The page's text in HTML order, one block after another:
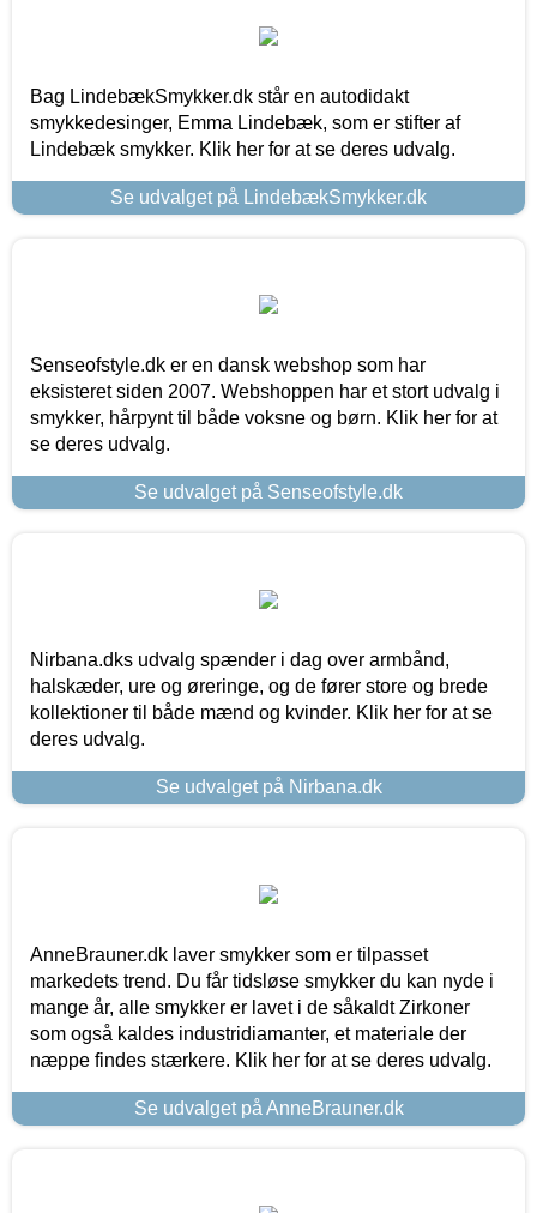
Bag LindebækSmykker.dk står en autodidakt
smykkedesinger, Emma Lindebæk, som er stifter af
Lindebæk smykker. Klik her for at se deres udvalg.
Se udvalget på LindebækSmykker.dk
Senseofstyle.dk er en dansk webshop som har
eksisteret siden 2007. Webshoppen har et stort udvalg i
smykker, hårpynt til både voksne og børn. Klik her for at
se deres udvalg.
Se udvalget på Senseofstyle.dk
Nirbana.dks udvalg spænder i dag over armbånd,
halskæder, ure og øreringe, og de fører store og brede
kollektioner til både mænd og kvinder. Klik her for at se
deres udvalg.
Se udvalget på Nirbana.dk
AnneBrauner.dk laver smykker som er tilpasset
markedets trend. Du får tidsløse smykker du kan nyde i
mange år, alle smykker er lavet i de såkaldt Zirkoner
som også kaldes industridiamanter, et materiale der
næppe findes stærkere. Klik her for at se deres udvalg.
Se udvalget på AnneBrauner.dk